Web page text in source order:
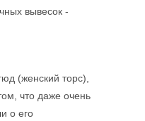
вывесок -
(женский торс),
что даже очень
о его